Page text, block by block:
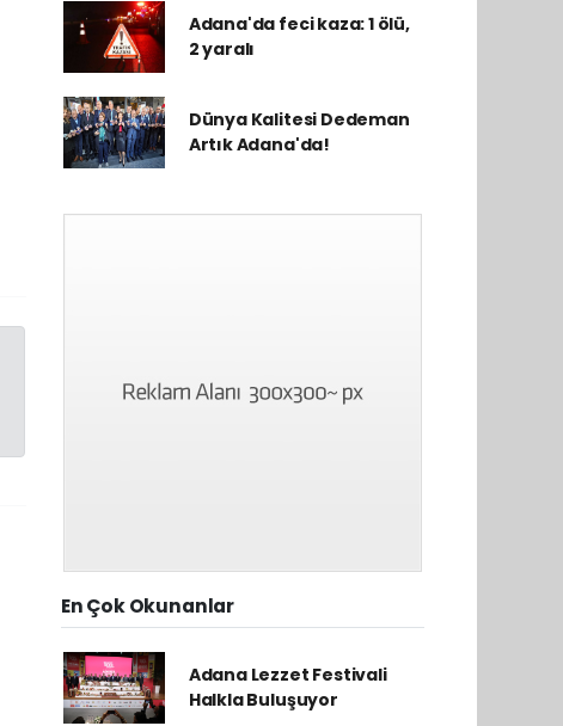
Adana'da feci kaza: 1 ölü,
2 yaralı
Dünya Kalitesi Dedeman
Artık Adana'da!
En Çok Okunanlar
Adana Lezzet Festivali
Halkla Buluşuyor